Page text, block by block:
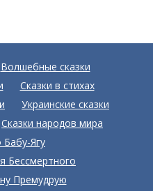
Волшебные сказки
Сказки в стихах
Украинские сказки
Сказки народов мира
Бабу-Ягу
Бессмертного
Премудрую